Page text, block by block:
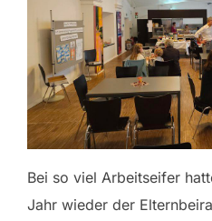
Bei so viel Arbeitseifer
Jahr wieder der